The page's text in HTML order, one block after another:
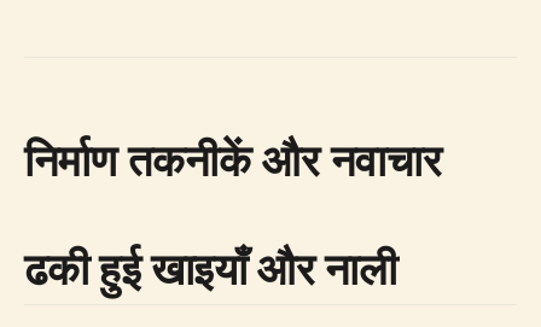
निर्माण तकनीकें और नवाचार
ढकी हुई खाइयाँ और नाली